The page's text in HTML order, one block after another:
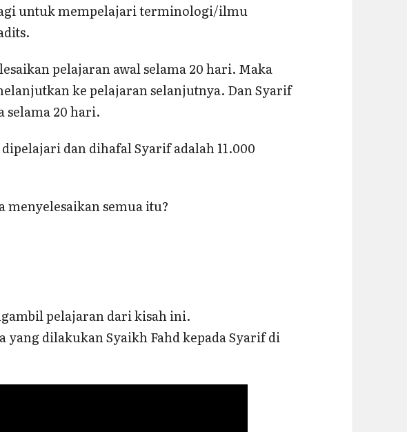
untuk mempelajari terminologi/ilmu
pelajaran awal selama 20 hari. Maka
ke pelajaran selanjutnya. Dan Syarif
selama 20 hari.
dan dihafal Syarif adalah 11.000
menyelesaikan semua itu?
pelajaran dari kisah ini.
yang dilakukan Syaikh Fahd kepada Syarif di